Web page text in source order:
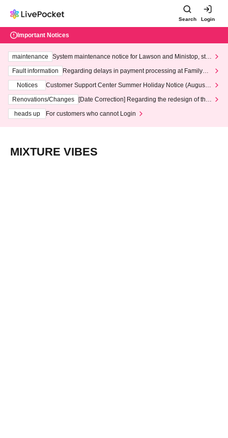
Search Login
Important Notices
maintenance
System maintenance notice for Lawson and Ministop, star
ting at 3:00 AM on Wednesday (Wed)
Fault information
Regarding delays in payment processing at FamilyMa
Notices
Customer Support Center Summer Holiday Notice (August 1
3th - August 14th, 2026)
Renovations/Changes
[Date Correction] Regarding the redesign of the
heads up
For customers who cannot Login
MIXTURE VIBES